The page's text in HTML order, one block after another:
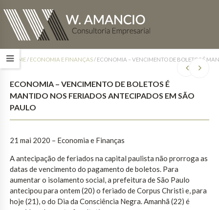
HOME/ ECONOMIA E FINANÇAS/ ECONOMIA – VENCIMENTO DE BOLETOS É
ECONOMIA – VENCIMENTO DE BOLETOS É
MANTIDO NOS FERIADOS ANTECIPADOS EM SÃO
PAULO
21 mai 2020 – Economia e Finanças
A antecipação de feriados na capital paulista não prorroga as
datas de vencimento do pagamento de boletos. Para
aumentar o isolamento social, a prefeitura de São Paulo
antecipou para ontem (20) o feriado de Corpus Christi e, para
hoje (21), o do Dia da Consciência Negra. Amanhã (22) é